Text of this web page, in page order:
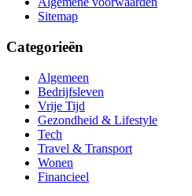
Sitemap
Categorieën
Algemeen
Bedrijfsleven
Vrije Tijd
Gezondheid & Lifestyle
Tech
Travel & Transport
Wonen
Financieel